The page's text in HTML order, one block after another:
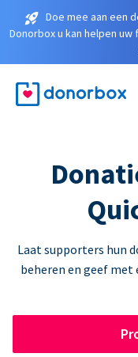
Doe mee aan een
Donorbox u kan helpen
Laat supporters hun
beheren en geef